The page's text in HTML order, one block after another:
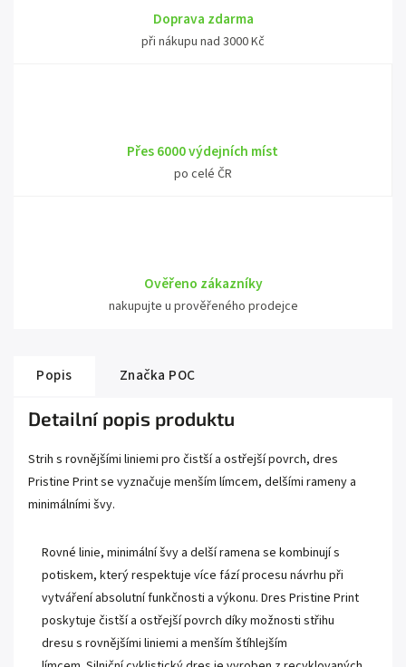
Doprava zdarma
při nákupu nad 3000 Kč
Přes 6000 výdejních míst
po celé ČR
Ověřeno zákazníky
nakupujte u prověřeného prodejce
Popis Značka POC
Detailní popis produktu
Strih s rovnějšími liniemi pro čistší a ostřejší povrch, dres
Pristine Print se vyznačuje menším límcem, delšími rameny a
minimálními švy.
Rovné linie, minimální švy a delší ramena se kombinují s
potiskem, který respektuje více fází procesu návrhu při
vytváření absolutní funkčnosti a výkonu. Dres Pristine Print
poskytuje čistší a ostřejší povrch díky možnosti střihu
dresu s rovnějšími liniemi a menším štíhlejším